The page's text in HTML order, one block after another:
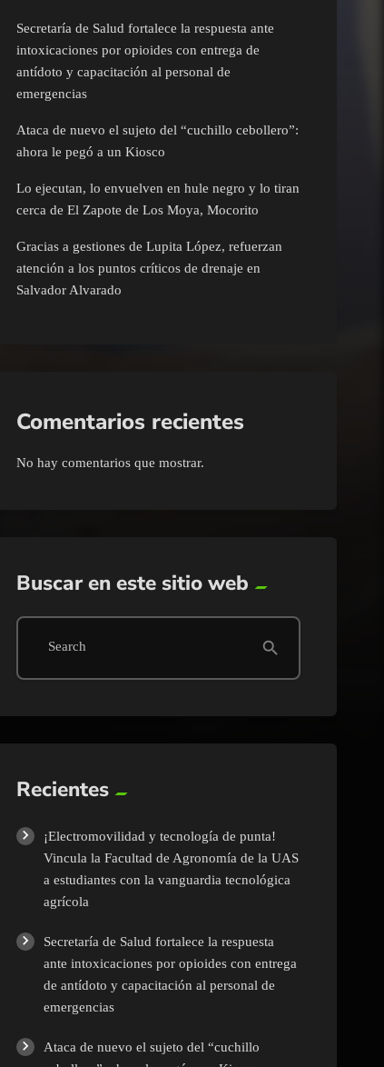
Secretaría de Salud fortalece la respuesta ante
intoxicaciones por opioides con entrega de
antídoto y capacitación al personal de
emergencias
Ataca de nuevo el sujeto del “cuchillo cebollero”:
ahora le pegó a un Kiosco
Lo ejecutan, lo envuelven en hule negro y lo tiran
cerca de El Zapote de Los Moya, Mocorito
Gracias a gestiones de Lupita López, refuerzan
atención a los puntos críticos de drenaje en
Salvador Alvarado
Comentarios recientes
No hay comentarios que mostrar.
Buscar en este sitio web
Search search
Recientes
¡Electromovilidad y tecnología de punta!
Vincula la Facultad de Agronomía de la UAS
a estudiantes con la vanguardia tecnológica
agrícola
Secretaría de Salud fortalece la respuesta
ante intoxicaciones por opioides con entrega
de antídoto y capacitación al personal de
emergencias
Ataca de nuevo el sujeto del “cuchillo